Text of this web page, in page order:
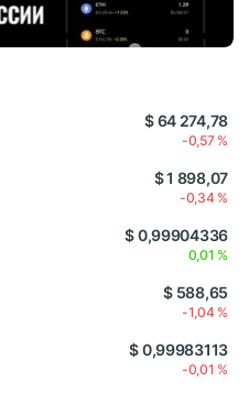
$ 64 274,78
-0,57 %
$ 1 898,07
-0,34 %
$ 0,99904336
0,01 %
$ 588,65
-1,04 %
$ 0,99983113
-0,01 %